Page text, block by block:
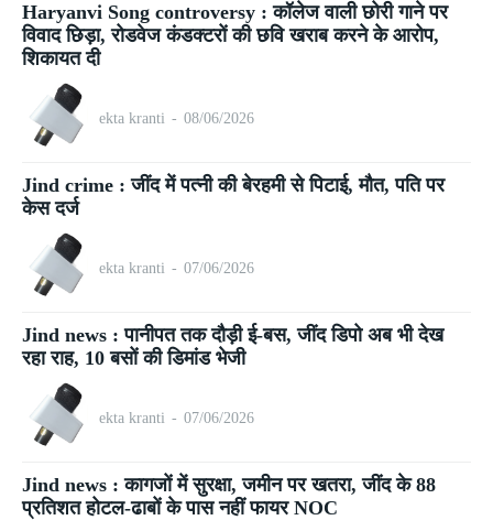
Haryanvi Song controversy : कॉलेज वाली छोरी गाने पर
विवाद छिड़ा, रोडवेज कंडक्टरों की छवि खराब करने के आरोप,
शिकायत दी
ekta kranti - 08/06/2026
Jind crime : जींद में पत्नी की बेरहमी से पिटाई, मौत, पति पर
केस दर्ज
ekta kranti - 07/06/2026
Jind news : पानीपत तक दौड़ी ई-बस, जींद डिपो अब भी देख
रहा राह, 10 बसों की डिमांड भेजी
ekta kranti - 07/06/2026
Jind news : कागजों में सुरक्षा, जमीन पर खतरा, जींद के 88
प्रतिशत होटल-ढाबों के पास नहीं फायर NOC